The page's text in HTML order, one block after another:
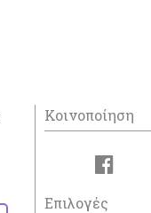
Κοινοποίηση
Επιλογές